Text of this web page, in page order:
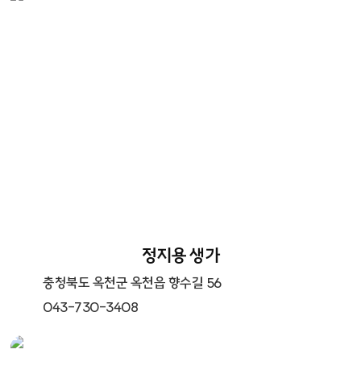
정지용 생가
충청북도 옥천군 옥천읍 향수길 56
043-730-3408